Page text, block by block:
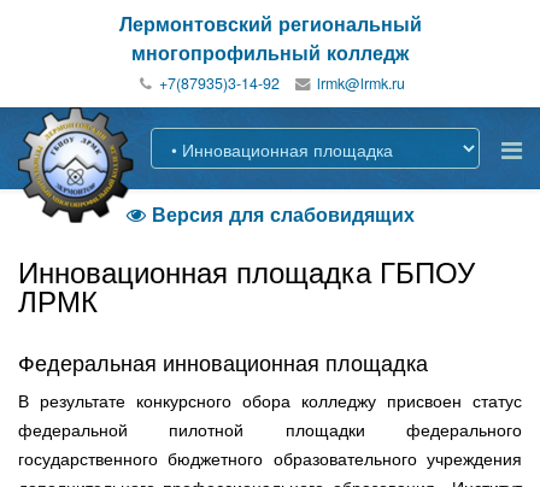
Лермонтовский региональный
многопрофильный колледж
+7(87935)3-14-92
Версия для слабовидящих
Инновационная площадка ГБПОУ
ЛРМК
Федеральная инновационная площадка
В результате конкурсного обора колледжу присвоен статус
федеральной пилотной площадки федерального
государственного бюджетного образовательного учреждения